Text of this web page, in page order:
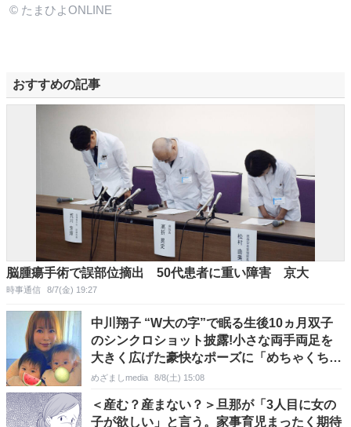
© たまひよONLINE
おすすめの記事
脳腫瘍手術で誤部位摘出 50代患者に重い障害 京大
時事通信 8/7(金) 19:27
中川翔子 “W大の字”で眠る生後10ヵ月双子
のシンクロショット披露!小さな両手両足を
大きく広げた豪快なポーズに「めちゃくちゃ
可愛い♡」「たまらん♡」
めざましmedia 8/8(土) 15:08
＜産む？産まない？＞旦那が「3人目に女の
子が欲しい」と言う。家事育児まったく期待